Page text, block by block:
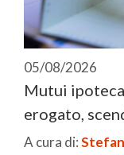
05/08/2026
Mutui
erogato,
A cura di: